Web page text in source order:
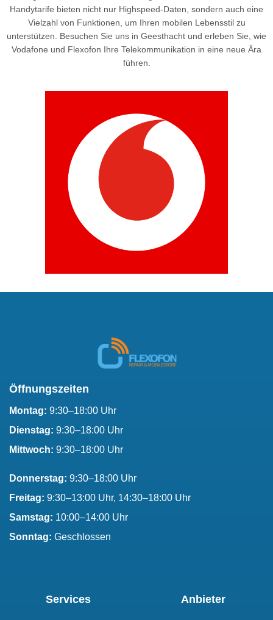
Handytarife bieten nicht nur Highspeed-Daten, sondern auch eine
Vielzahl von Funktionen, um Ihren mobilen Lebensstil zu
unterstützen. Besuchen Sie uns in Geesthacht und erleben Sie, wie
Vodafone und Flexofon Ihre Telekommunikation in eine neue Ära
führen.
Öffnungszeiten
Montag: 9:30–18:00 Uhr
Dienstag: 9:30–18:00 Uhr
Mittwoch: 9:30–18:00 Uhr
Donnerstag: 9:30–18:00 Uhr
Freitag: 9:30–13:00 Uhr, 14:30–18:00 Uhr
Samstag: 10:00–14:00 Uhr
Sonntag: Geschlossen
Services Anbieter